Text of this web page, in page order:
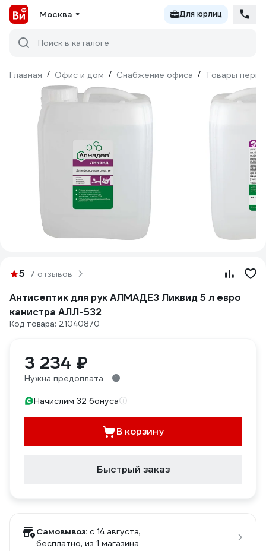
Москва Для юрлиц
Поиск в каталоге
Главная / Офис и дом / Снабжение офиса / Товары
5 7 отзывов
Антисептик для рук АЛМАДЕЗ Ликвид 5 л евро
канистра АЛЛ-532
Код товара: 21040870
3 234 ₽
Нужна предоплата
Начислим 32 бонуса
В корзину
Быстрый заказ
Самовывоз: c 14 августа,
бесплатно, из 1 магазина